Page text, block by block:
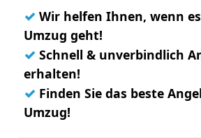
✓ Wir helfen Ihnen, wenn
Umzug geht!
✓ Schnell & unverbindlich
erhalten!
✓ Finden Sie das beste
Umzug!